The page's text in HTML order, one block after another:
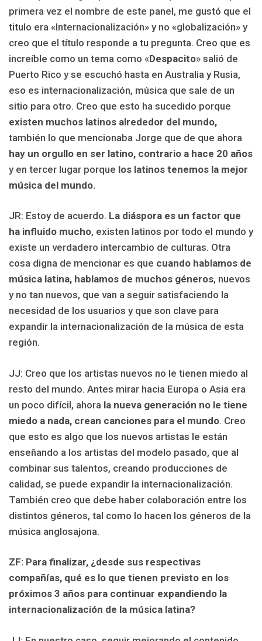
primera vez el nombre de este panel, me gustó que el
titulo era «Internacionalización» y no «globalización» y
creo que el título responde a tu pregunta. Creo que es
increíble como un tema como «Despacito» salió de
Puerto Rico y se escuchó hasta en Australia y Rusia,
eso es internacionalización, música que sale de un
sitio para otro. Creo que esto ha sucedido porque
existen muchos latinos alrededor del mundo,
también lo que mencionaba Jorge que de que ahora
hay un orgullo en ser latino, contrario a hace 20 años
y en tercer lugar porque los latinos tenemos la mejor
música del mundo.
JR: Estoy de acuerdo. La diáspora es un factor que
ha influido mucho, existen latinos por todo el mundo y
existe un verdadero intercambio de culturas. Otra
cosa digna de mencionar es que cuando hablamos de
música latina, hablamos de muchos géneros, nuevos
y no tan nuevos, que van a seguir satisfaciendo la
necesidad de los usuarios y que son clave para
expandir la internacionalización de la música de esta
región.
JJ: Creo que los artistas nuevos no le tienen miedo al
resto del mundo. Antes mirar hacia Europa o Asia era
un poco difícil, ahora la nueva generación no le tiene
miedo a nada, crean canciones para el mundo. Creo
que esto es algo que los nuevos artistas le están
enseñando a los artistas del modelo pasado, que al
combinar sus talentos, creando producciones de
calidad, se puede expandir la internacionalización.
También creo que debe haber colaboración entre los
distintos géneros, tal como lo hacen los géneros de la
música anglosajona.
ZF: Para finalizar, ¿desde sus respectivas
compañías, qué es lo que tienen previsto en los
próximos 3 años para continuar expandiendo la
internacionalización de la música latina?